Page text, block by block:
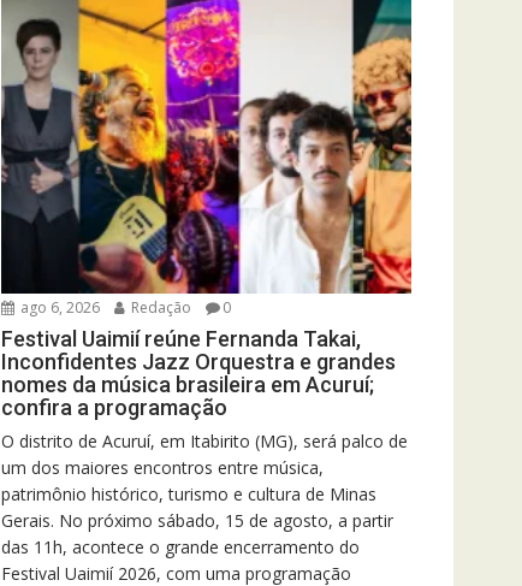
ago 6, 2026 Redação 0
Festival Uaimií reúne Fernanda Takai,
Inconfidentes Jazz Orquestra e grandes
nomes da música brasileira em Acuruí;
confira a programação
O distrito de Acuruí, em Itabirito (MG), será palco de
um dos maiores encontros entre música,
patrimônio histórico, turismo e cultura de Minas
Gerais. No próximo sábado, 15 de agosto, a partir
das 11h, acontece o grande encerramento do
Festival Uaimií 2026, com uma programação